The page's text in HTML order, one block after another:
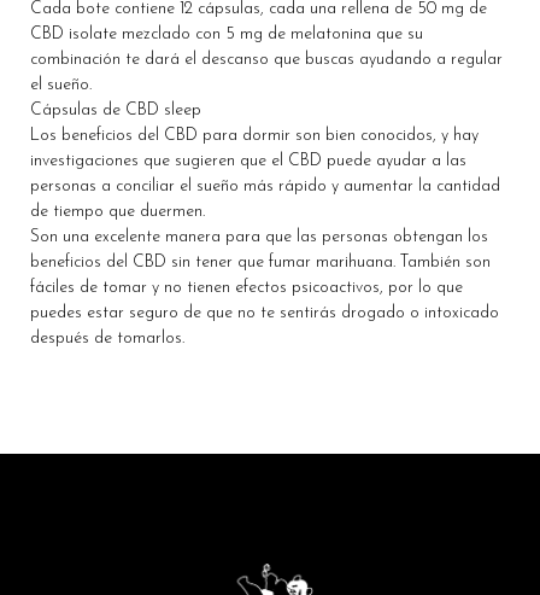
Cada bote contiene 12 cápsulas, cada una rellena de 50 mg de
CBD isolate mezclado con 5 mg de melatonina que su
combinación te dará el descanso que buscas ayudando a regular
el sueño.
Cápsulas de CBD sleep
Los beneficios del CBD para dormir son bien conocidos, y hay
investigaciones que sugieren que el CBD puede ayudar a las
personas a conciliar el sueño más rápido y aumentar la cantidad
de tiempo que duermen.
Son una excelente manera para que las personas obtengan los
beneficios del CBD sin tener que fumar marihuana. También son
fáciles de tomar y no tienen efectos psicoactivos, por lo que
puedes estar seguro de que no te sentirás drogado o intoxicado
después de tomarlos.